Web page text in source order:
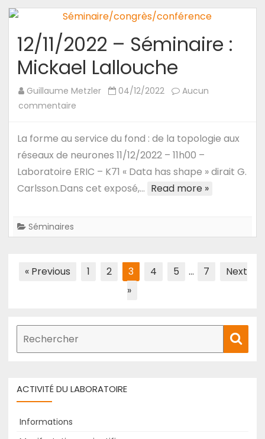
hybrides
pour
l’analyse
de
données
:
amélioration
de
la
sûreté
#bigdata
12/11/2022 – Séminaire :
Mickael Lallouche
Guillaume Metzler 04/12/2022
Aucun
commentaire
–
Séminaire
Lallouche
La forme au service du fond : de la topologie aux
réseaux de neurones 11/12/2022 – 11h00 –
Laboratoire ERIC – K71 « Data has shape » dirait G.
Carlsson.Dans cet exposé,… Read more »
Séminaires
Pagination
« Previous 1 2 3 4 5 … 7
Next
»
de
ACTIVITÉ DU LABORATOIRE
Informations